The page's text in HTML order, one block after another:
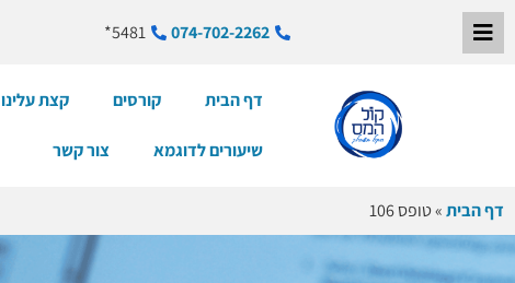
074-702-2262
5481*
דף הבית קורסים קצת עלינו
שיעורים לדוגמא צור קשר
דף הבית»טופס 106